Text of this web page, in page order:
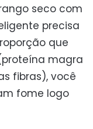
seco com
precisa
que
magra
fibras), você
fome logo